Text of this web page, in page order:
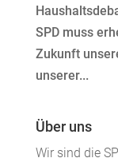
SPD muss
Zukunft
unserer...
Über uns
Wir sind die